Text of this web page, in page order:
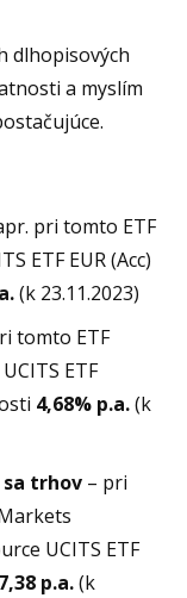
dlhopisových
a myslím
pri tomto ETF
ETF EUR (Acc)
(k 23.11.2023)
tomto ETF
ETF
4,68% p.a.(k
trhov – pri
UCITS ETF
7,38 p.a.(k